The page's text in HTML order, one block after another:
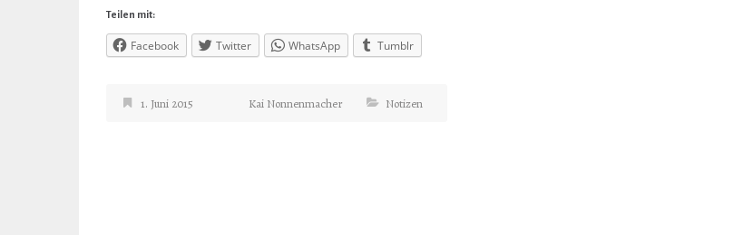
Teilen mit:
Facebook Twitter WhatsApp Tumblr
1. Juni 2015 Kai Nonnenmacher Notizen